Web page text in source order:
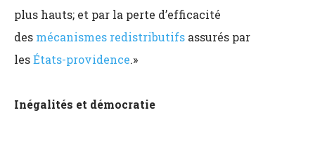
plus hauts; et par la perte d’efficacité
des mécanismes redistributifs assurés par
lesÉtats-providence.»
Inégalités et démocratie